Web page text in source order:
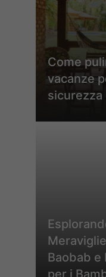
Come
vacanze
sicurezza
Baobab e